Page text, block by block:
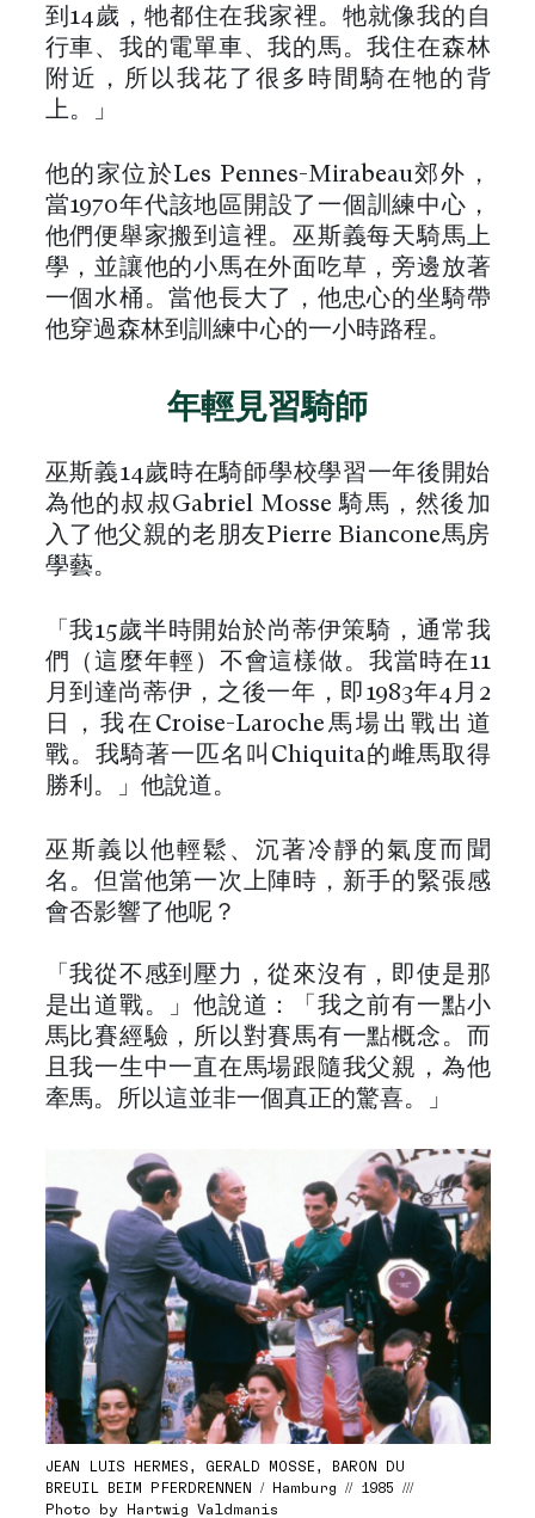
到14歲，牠都住在我家裡。牠就像我的自
行車、我的電單車、我的馬。我住在森林
附近，所以我花了很多時間騎在牠的背
上。」
他的家位於Les Pennes-Mirabeau郊外，
當1970年代該地區開設了一個訓練中心，
他們便舉家搬到這裡。巫斯義每天騎馬上
學，並讓他的小馬在外面吃草，旁邊放著
一個水桶。當他長大了，他忠心的坐騎帶
他穿過森林到訓練中心的一小時路程。
年輕見習騎師
巫斯義14歲時在騎師學校學習一年後開始
為他的叔叔Gabriel Mosse 騎馬，然後加
入了他父親的老朋友Pierre Biancone馬房
學藝。
「我15歲半時開始於尚蒂伊策騎，通常我
們（這麼年輕）不會這樣做。我當時在11
月到達尚蒂伊，之後一年，即1983年4月2
日，我在Croisé-Laroche馬場出戰出道
戰。我騎著一匹名叫Chiquita的雌馬取得
勝利。」他說道。
巫斯義以他輕鬆、沉著冷靜的氣度而聞
名。但當他第一次上陣時，新手的緊張感
會否影響了他呢？
「我從不感到壓力，從來沒有，即使是那
是出道戰。」他說道：「我之前有一點小
馬比賽經驗，所以對賽馬有一點概念。而
且我一生中一直在馬場跟隨我父親，為他
牽馬。所以這並非一個真正的驚喜。」
JEAN LUIS HERMES, GERALD MOSSE, BARON DU
BREUIL BEIM PFERDRENNEN / Hamburg // 1985 ///
Photo by Hartwig Valdmanis